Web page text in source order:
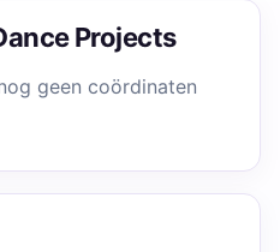
Projects
geen coördinaten